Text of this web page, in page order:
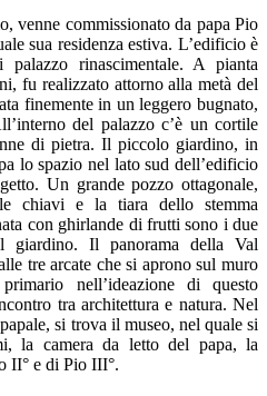
venne commissionato da papa Pio
sua residenza estiva. L’edificio è
rinascimentale. A pianta
fu realizzato attorno alla metà del
finemente in un leggero bugnato,
del palazzo c’è un cortile
di pietra. Il piccolo giardino, in
lo spazio nel lato sud dell’edificio
Un grande pozzo ottagonale,
chiavi e la tiara dello stemma
con ghirlande di frutti sono i due
giardino. Il panorama della Val
tre arcate che si aprono sul muro
nell’ideazione di questo
tra architettura e natura. Nel
si trova il museo, nel quale si
la camera da letto del papa, la
II° e di Pio III°.